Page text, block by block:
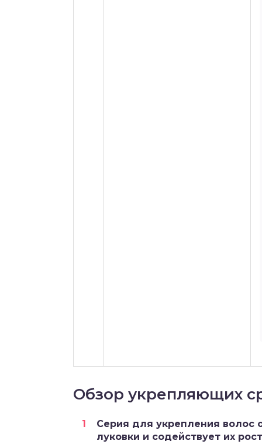
Обзор укрепляющих
Серия для укрепления волос
луковки и содействует их